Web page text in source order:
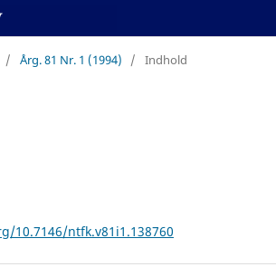
/ Årg. 81 Nr. 1 (1994) / Indhold
10.7146/ntfk.v81i1.138760